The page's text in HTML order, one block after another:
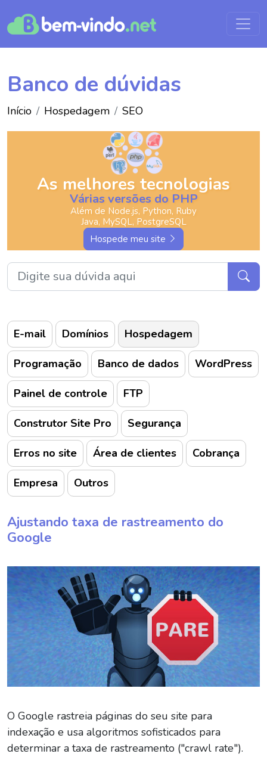
Banco de dúvidas
Início Hospedagem SEO
As melhores tecnologias
Várias versões do PHP
Além de Node.js, Python, Ruby
Java, MySQL, PostgreSQL
Hospede meu site
E-mail Domínios Hospedagem
Programação Banco de dados WordPress
Painel de controle FTP
Construtor Site Pro Segurança
Erros no site Área de clientes Cobrança
Empresa Outros
Ajustando taxa de rastreamento do
Google
O Google rastreia páginas do seu site para
indexação e usa algoritmos sofisticados para
determinar a taxa de rastreamento ("crawl rate").